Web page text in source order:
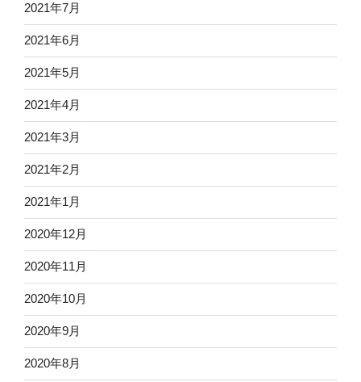
2021年7月
2021年6月
2021年5月
2021年4月
2021年3月
2021年2月
2021年1月
2020年12月
2020年11月
2020年10月
2020年9月
2020年8月